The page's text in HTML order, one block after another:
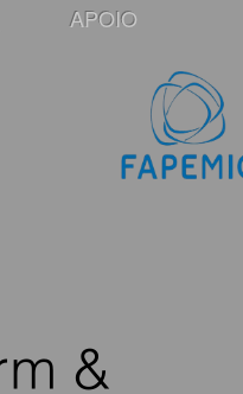
APOIO